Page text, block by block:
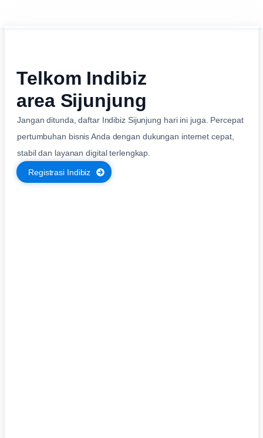
Telkom Indibiz
area Sijunjung
Jangan ditunda, daftar Indibiz Sijunjung hari ini juga. Percepat
pertumbuhan bisnis Anda dengan dukungan internet cepat,
stabil dan layanan digital terlengkap.
Registrasi Indibiz